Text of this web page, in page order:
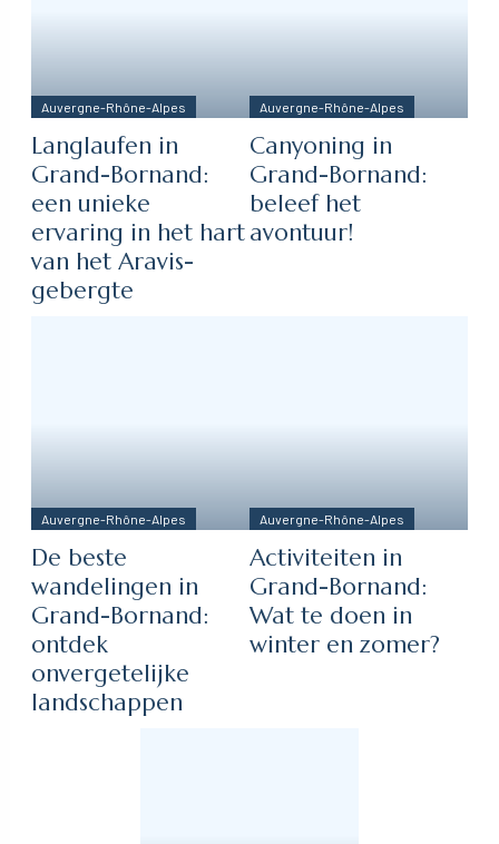
Auvergne-Rhône-Alpes
Langlaufen in
Grand-Bornand:
een unieke
ervaring in het hart
van het Aravis-
gebergte
Auvergne-Rhône-Alpes
Canyoning in
Grand-Bornand:
beleef het
avontuur!
Auvergne-Rhône-Alpes
De beste
wandelingen in
Grand-Bornand:
ontdek
onvergetelijke
landschappen
Auvergne-Rhône-Alpes
Activiteiten in
Grand-Bornand:
Wat te doen in
winter en zomer?